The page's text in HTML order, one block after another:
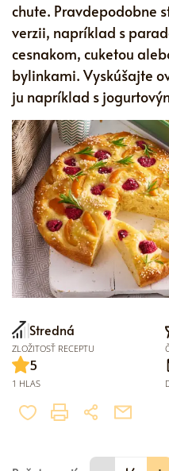
Stredná
ZLOŽITOSŤ RECEPTU
5
1 HLAS
chute. Pravdepodobne
verzii, napríklad s
cesnakom, cuketou
bylinkami. Vyskúšajte
ju napríklad s